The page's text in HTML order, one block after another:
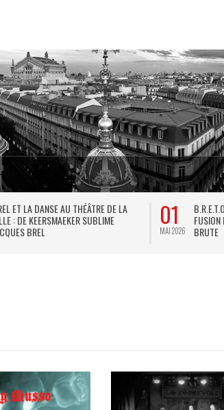
ET LA DANSE AU THÉÂTRE DE LA
: DE KEERSMAEKER SUBLIME
BREL
01
MAI 2026
FUSION
BRUTE